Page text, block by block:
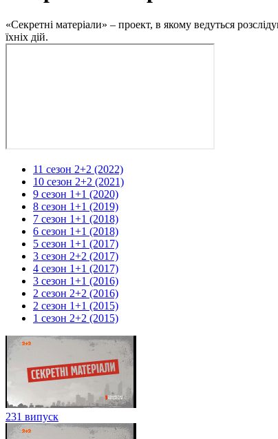
«Секретні матеріали» – проект, в якому ведуться
їхніх дій.
11 сезон 2+2 (2022)
10 сезон 2+2 (2021)
9 сезон 1+1 (2020)
8 сезон 1+1 (2019)
7 сезон 1+1 (2018)
6 сезон 1+1 (2018)
5 сезон 1+1 (2017)
3 сезон 2+2 (2017)
4 сезон 1+1 (2017)
3 сезон 1+1 (2016)
2 сезон 2+2 (2016)
2 сезон 1+1 (2015)
1 сезон 2+2 (2015)
231 випуск